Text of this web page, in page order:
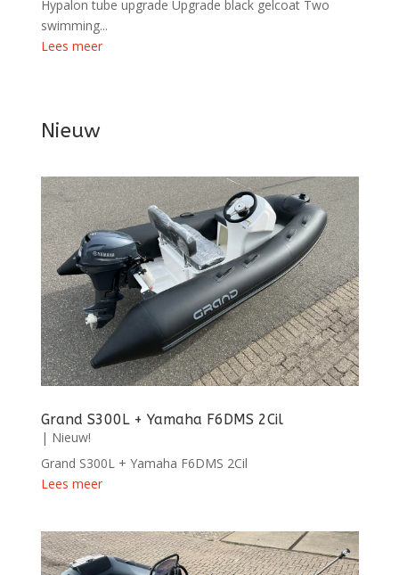
Hypalon tube upgrade Upgrade black gelcoat Two
swimming...
Lees meer
Nieuw
Grand S300L + Yamaha F6DMS 2Cil
| Nieuw!
Grand S300L + Yamaha F6DMS 2Cil
Lees meer